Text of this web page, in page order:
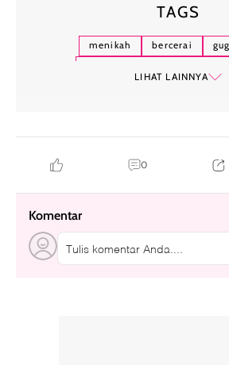
TAGS
menikah bercerai
LIHAT LAINNYA
0
Komentar
Tulis komentar Anda....